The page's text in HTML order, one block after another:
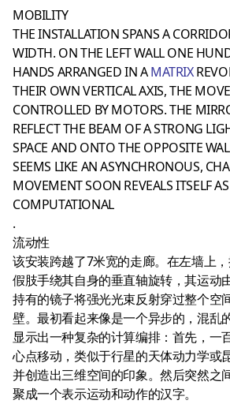
MOBILITY
THE INSTALLATION SPANS A
WIDTH. ON THE LEFT WALL ONE
HANDS ARRANGED IN AMATRIX
THEIR OWN VERTICAL AXIS, THE
CONTROLLED BY MOTORS. THE
REFLECT THE BEAM OF A STRONG
SPACE AND ONTO THE OPPOSITE
SEEMS LIKE AN ASYNCHRONOUS,
MOVEMENT SOON REVEALS ITSELF
COMPUTATIONAL
.
流动性
该安装跨越了7米宽的走廊。在左墙上
假肢手绕其自身的垂直轴旋转，其运动
持有的镜子将强光光束反射穿过整个空
壁。最初看起来像是一个异步的，混乱
显示出一种复杂的计算编排：首先，一
心点移动，类似于行星的天体动力学或
并创造出三维空间的印象。然后突然之
聚成一个表示运动和动作的汉字。